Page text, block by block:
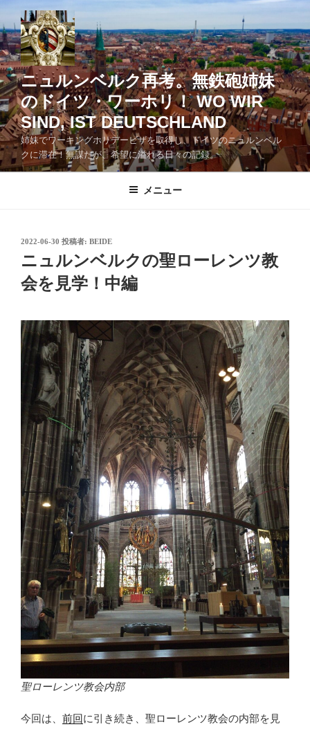
コ
ン
テ
ン
ツ
へ
ス
キ
ッ
プ
ニュルンベルク再考。無鉄砲姉妹
のドイツ・ワーホリ！ WO WIR
SIND, IST DEUTSCHLAND
姉妹でワーキングホリデービザを取得し、ドイツのニュルンベル
クに滞在！無謀だが、希望に溢れる日々の記録。
メニュー
投
稿
日:
2022-06-30 投稿者: BEIDE
ニュルンベルクの聖ローレンツ教
会を見学！中編
聖ローレンツ教会内部
今回は、 前回 に引き続き、聖ローレンツ教会の内部を見